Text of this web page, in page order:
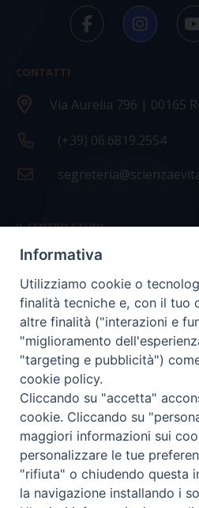
CONTATTI
Via Aurelia 796 | 00165
(+39) 06.6819.2554
IL CENTRO STUDI
La nostra storia
Statuto
Presidenza e ufficio presidenza
Consiglio scientifico
Coordinamento nazionale
COPYRIGHT Scienza & Vita -
diritti -Privacy
Informativa
Utilizziamo cookie o
finalità tecniche e, con il tuo
altre finalità ("interazioni e
"miglioramento
"targeting e pubblicità")
cookie policy.
Cliccando su "accetta"
cookie. Cliccando su
maggiori informazioni sui
personalizzare le tue
"rifiuta" o chiudendo questa
la navigazione installando i